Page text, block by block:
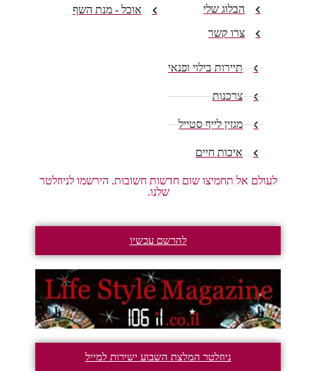
הבלוג שלי
צרו קשר
אוכל - מנת השף
תיירות בילוי ופנאי
צרכנות
מגזין לייף סטייל
איכות חיים
לעולם אל תחמיצו שום חדשות חשובות. הירשמו לניוזלטר
שלנו.
להרשם עכשיו
ניוזלטר המלצת השבוע ישירות למייל